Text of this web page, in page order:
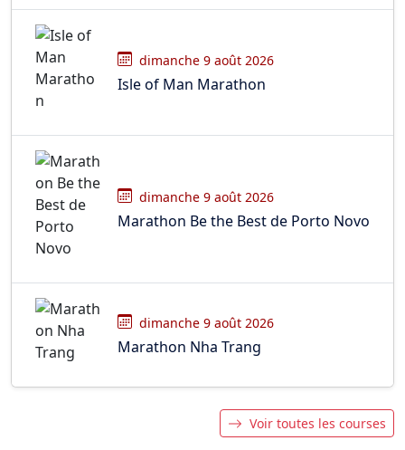
dimanche 9 août 2026
Isle of Man Marathon
dimanche 9 août 2026
Marathon Be the Best de Porto Novo
dimanche 9 août 2026
Marathon Nha Trang
Voir toutes les courses